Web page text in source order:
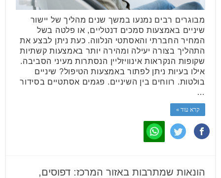
מבוגרים רבים נמנעו במשך שנים מהליך של יישור
שיניים באמצעות סמכים דנטליים, או פלטה בשל
המחיר החברתי והאסתטי הנלווה. כעת ניתן לבצע את
התהליך בצורה יעילה ומהירה יותר באמצעות קשתיות
שקופות הנקראות אינוויזליין הנסתרות מעיני הסביבה.
אילו בעיות ניתן לפתור באמצעות הטיפול? שיניים
בולטות. רווחים בין השיניים. פגמים אסתטיים בסידור
…
קרא עוד »
הונאות שמתרבות באזור המרכז: דפוסים,